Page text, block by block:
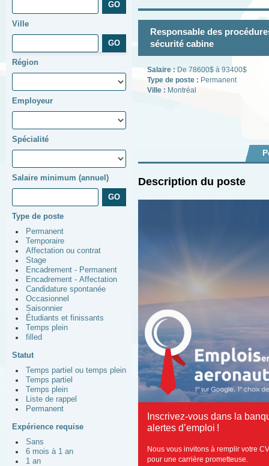
Ville
Région
Employeur
Spécialité
Salaire minimum (annuel)
Type de poste
Permanent
Temporaire
Affectation ou contrat
Stage
Encadrement - Permanent
Encadrement - Affectation
Candidature spontanée
Occasionnel
Saisonnier
Étudiants et finissants
Temps plein
filled
Statut
Temps partiel ou temps plein
Temps partiel
Temps plein
Liste de rappel
Permanent
Expérience requise
Sans
6 mois à 1 an
1 an
Responsable des
sécurité cabine
Salaire : De 78600$ à 93400$
Type de poste : Permanent
Ville : Montréal
Description du poste
Inscrivez-vous dans la
alertes d’emploi !
Nous vous invitons à remplir votre
pour une carrière prometteuse.